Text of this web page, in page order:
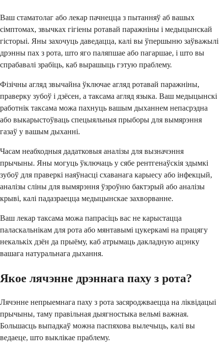
Ваш стаматолаг або лекар пачнецца з пытанняў аб вашых
сімптомах, звычках гігіены ротавай паражніны і медыцынскай
гісторыі. Яны захочуць даведацца, калі вы ўпершыню заўважылі
дрэнны пах з рота, што яго паляпшае або пагаршае, і што вы
спрабавалі зрабіць, каб вырашыць гэтую праблему.
Фізічны агляд звычайна ўключае агляд ротавай паражніны,
праверку зубоў і дзёсен, а таксама агляд языка. Ваш медыцынскі
работнік таксама можа пахнуць вашым дыханнем непасрэдна
або выкарыстоўваць спецыяльныя прыборы для вымярэння
газаў у вашым дыханні.
Часам неабходныя дадатковыя аналізы для вызначэння
прычыны. Яны могуць ўключаць у сябе рентгенаўскія здымкі
зубоў для праверкі наяўнасці схаванага карыесу або інфекцый,
аналізы сліны для вымярэння ўзроўню бактэрый або аналізы
крыві, калі падазраецца медыцынскае захворванне.
Ваш лекар таксама можа папрасіць вас не карыстацца
паласкальнікам для рота або мянтавымі цукеркамі на працягу
некалькіх дзён да прыёму, каб атрымаць дакладную ацэнку
вашага натуральнага дыхання.
Якое лячэнне дрэннага паху з рота?
Лячэнне непрыемнага паху з рота засяроджваецца на ліквідацыі
прычыны, таму правільная дыягностыка вельмі важная.
Большасць выпадкаў можна паспяхова вылечыць, калі вы
ведаеце, што выклікае праблему.